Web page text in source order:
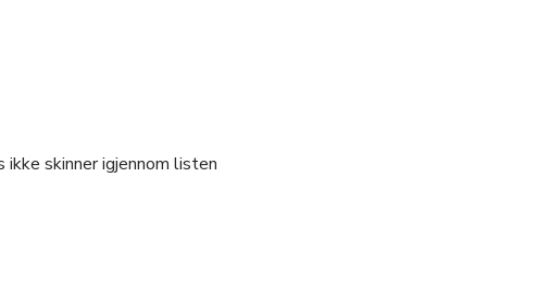
skinner igjennom listen